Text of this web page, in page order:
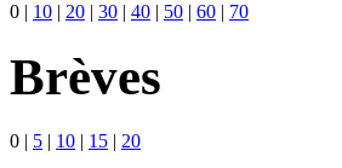
0 | 10 | 20 | 30 | 40 | 50 | 60 | 70
Brèves
0 | 5 | 10 | 15 | 20